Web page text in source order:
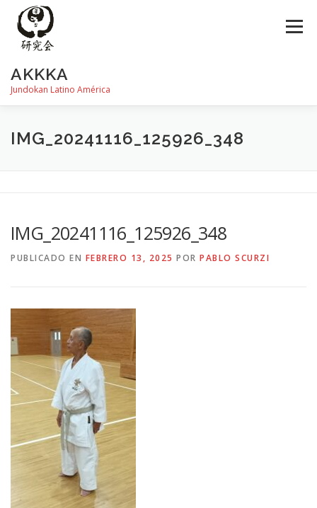
contenido
AKKKA
Jundokan Latino América
Menú
HISTORIA DOJOS INSTRUCTORES
IMG_20241116_125926_348
IMG_20241116_125926_348
PUBLICADO EN FEBRERO 13, 2025 POR PABLO SCURZI